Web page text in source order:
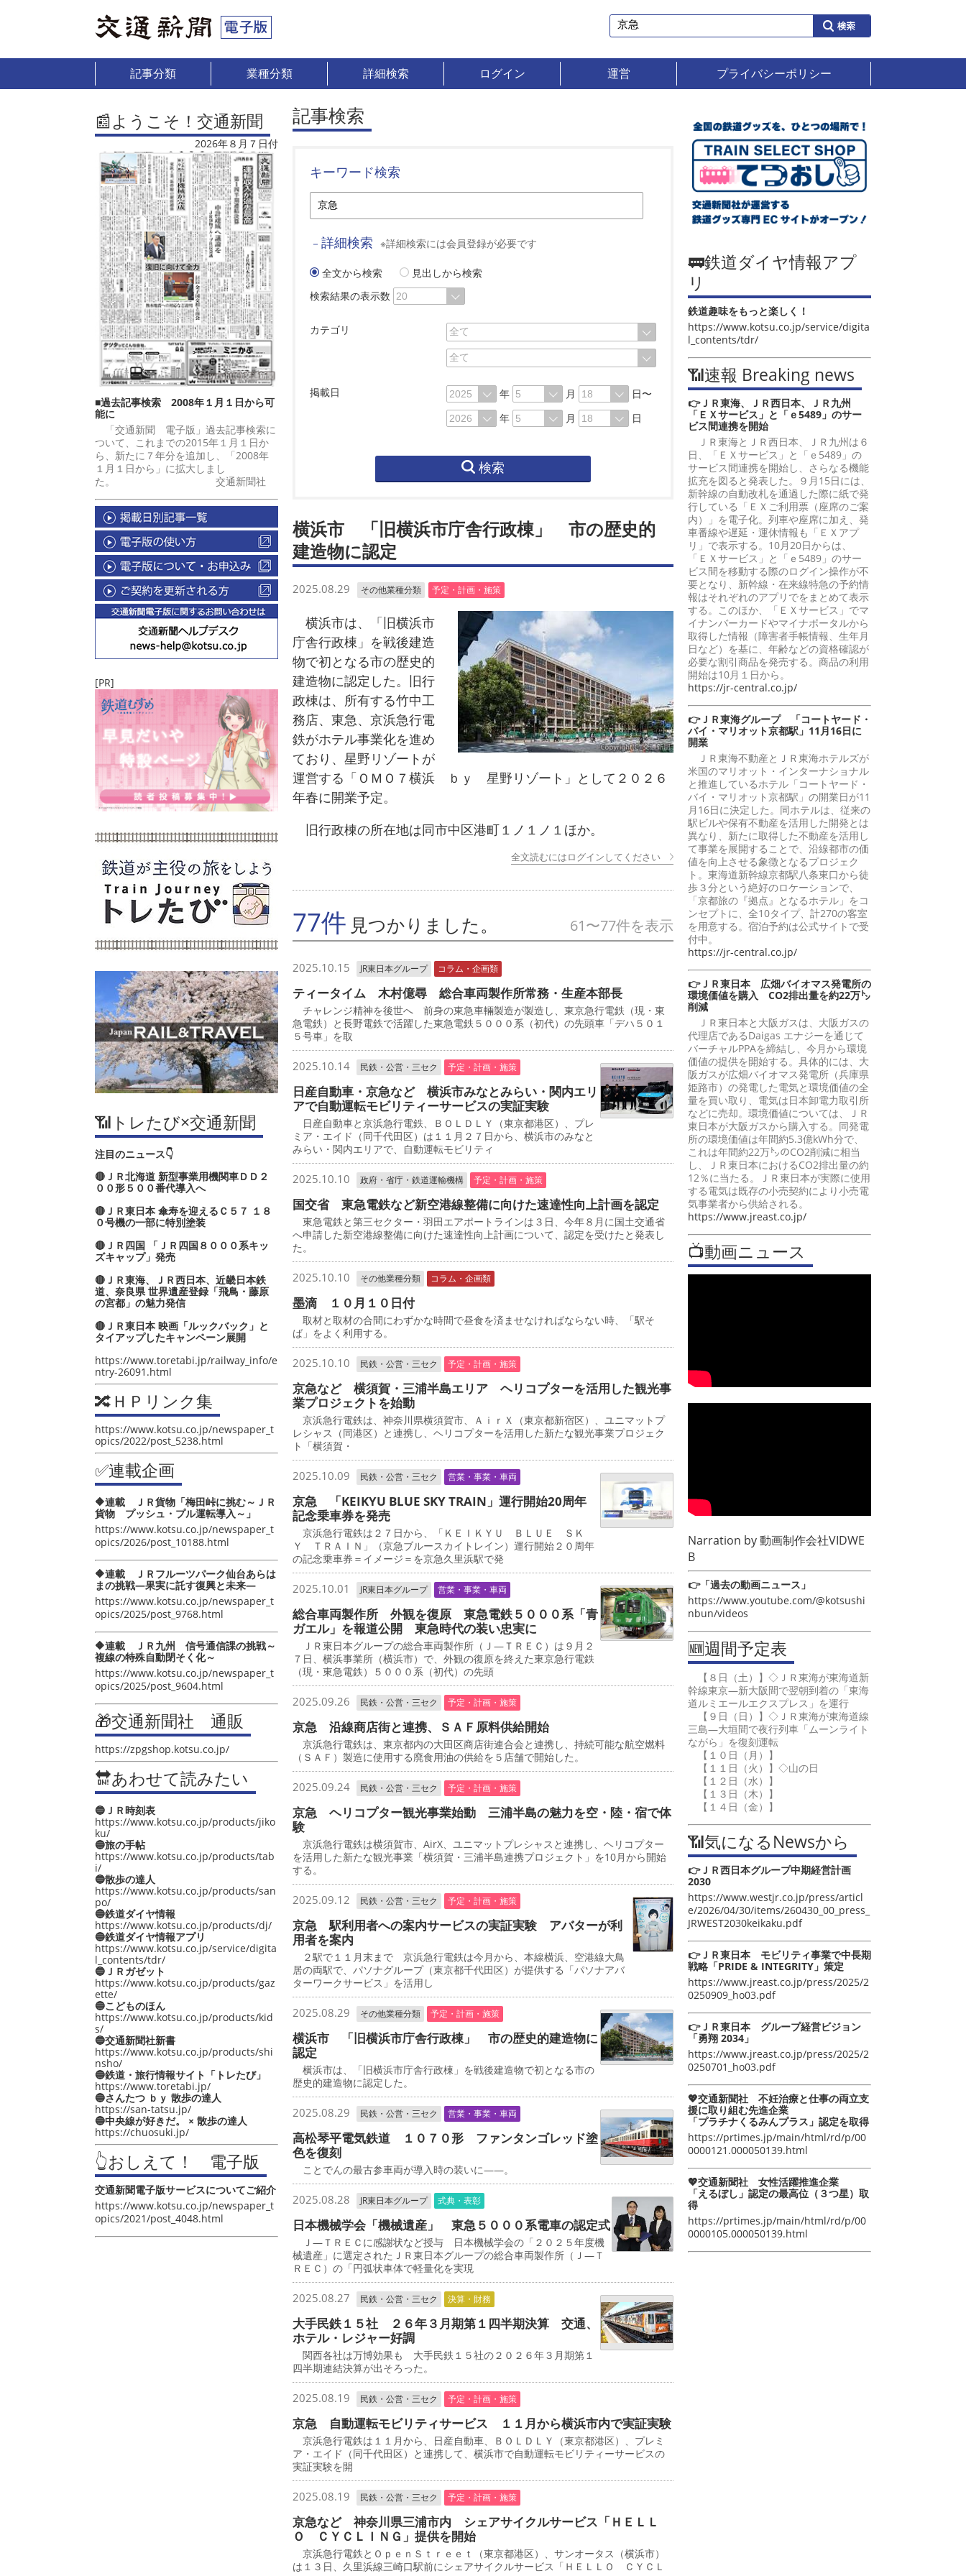
記事分類 業種分類 詳細検索 ログイン 運営 プライバシーポリシー
📰ようこそ！交通新聞
2026年８月７日付
■過去記事検索 2008年１月１日から可
能に
「交通新聞 電子版」過去記事検索に
ついて、これまでの2015年１月１日か
ら、新たに７年分を追加し、「2008年
１月１日から」に拡大しまし
た。 交通新聞社
[PR]
📶トレたび×交通新聞
注目のニュース👇
🔴ＪＲ北海道 新型事業用機関車ＤＤ２
００形５００番代導入へ
🔴ＪＲ東日本 傘寿を迎えるＣ５７ １８
０号機の一部に特別塗装
🔴ＪＲ四国 「ＪＲ四国８０００系キッ
ズキャップ」発売
🔴ＪＲ東海、ＪＲ西日本、近畿日本鉄
道、奈良県 世界遺産登録「飛鳥・藤原
の宮都」の魅力発信
🔴ＪＲ東日本 映画「ルックバック」と
タイアップしたキャンペーン展開
https://www.toretabi.jp/railway_info/e
ntry-26091.html
🔀ＨＰリンク集
https://www.kotsu.co.jp/newspaper_t
opics/2022/post_5238.html
✅連載企画
🔶連載 ＪＲ貨物「梅田峠に挑む～ＪＲ
貨物 プッシュ・プル運転導入～」
https://www.kotsu.co.jp/newspaper_t
opics/2026/post_10188.html
🔶連載 ＪＲフルーツパーク仙台あらは
まの挑戦―果実に託す復興と未来―
https://www.kotsu.co.jp/newspaper_t
opics/2025/post_9768.html
🔶連載 ＪＲ九州 信号通信課の挑戦～
複線の特殊自動閉そく化～
https://www.kotsu.co.jp/newspaper_t
opics/2025/post_9604.html
🎁交通新聞社 通販
https://zpgshop.kotsu.co.jp/
🔛あわせて読みたい
🔵ＪＲ時刻表
https://www.kotsu.co.jp/products/jiko
ku/
🔵旅の手帖
https://www.kotsu.co.jp/products/tab
i/
🔵散歩の達人
https://www.kotsu.co.jp/products/san
po/
🔵鉄道ダイヤ情報
https://www.kotsu.co.jp/products/dj/
🔵鉄道ダイヤ情報アプリ
https://www.kotsu.co.jp/service/digita
l_contents/tdr/
🔵ＪＲガゼット
https://www.kotsu.co.jp/products/gaz
ette/
🔵こどものほん
https://www.kotsu.co.jp/products/kid
s/
🔵交通新聞社新書
https://www.kotsu.co.jp/products/shi
nsho/
🔵鉄道・旅行情報サイト「トレたび」
https://www.toretabi.jp/
🔵さんたつ ｂｙ 散歩の達人
https://san-tatsu.jp/
🔵中央線が好きだ。 × 散歩の達人
https://chuosuki.jp/
👆おしえて！ 電子版
交通新聞電子版サービスについてご紹介
https://www.kotsu.co.jp/newspaper_t
opics/2021/post_4048.html
記事検索
キーワード検索
－ 詳細検索 ※詳細検索には会員登録が必要です
全文から検索
見出しから検索
検索結果の表示数
カテゴリ
掲載日 年 月
日〜
年
月 日
検索
横浜市 「旧横浜市庁舎行政棟」 市の歴史的
建造物に認定
2025.08.29 その他業種分類 予定・計画・施策
横浜市は、「旧横浜市
庁舎行政棟」を戦後建造
物で初となる市の歴史的
建造物に認定した。旧行
政棟は、所有する竹中工
務店、東急、京浜急行電
鉄がホテル事業化を進め
ており、星野リゾートが
運営する「ＯＭＯ７横浜 ｂｙ 星野リゾート」として２０２６
年春に開業予定。
旧行政棟の所在地は同市中区港町１ノ１ノ１ほか。
全文読むにはログインしてください
77件 見つかりました。 61〜77件を表示
2025.10.15 JR東日本グループ コラム・企画類
ティータイム 木村億尋 総合車両製作所常務・生産本部長
チャレンジ精神を後世へ 前身の東急車輛製造が製造し、東京急行電鉄（現・東
急電鉄）と長野電鉄で活躍した東急電鉄５０００系（初代）の先頭車「デハ５０１
５号車」を取
2025.10.14 民鉄・公営・三セク 予定・計画・施策
日産自動車・京急など 横浜市みなとみらい・関内エリ
アで自動運転モビリティーサービスの実証実験
日産自動車と京浜急行電鉄、ＢＯＬＤＬＹ（東京都港区）、プレ
ミア・エイド（同千代田区）は１１月２７日から、横浜市のみなと
みらい・関内エリアで、自動運転モビリティ
2025.10.10 政府・省庁・鉄道運輸機構 予定・計画・施策
国交省 東急電鉄など新空港線整備に向けた速達性向上計画を認定
東急電鉄と第三セクター・羽田エアポートラインは３日、今年８月に国土交通省
へ申請した新空港線整備に向けた速達性向上計画について、認定を受けたと発表し
た。
2025.10.10 その他業種分類 コラム・企画類
墨滴 １０月１０日付
取材と取材の合間にわずかな時間で昼食を済ませなければならない時、「駅そ
ば」をよく利用する。
2025.10.10 民鉄・公営・三セク 予定・計画・施策
京急など 横須賀・三浦半島エリア ヘリコプターを活用した観光事
業プロジェクトを始動
京浜急行電鉄は、神奈川県横須賀市、ＡｉｒＸ（東京都新宿区）、ユニマットプ
レシャス（同港区）と連携し、ヘリコプターを活用した新たな観光事業プロジェク
ト「横須賀・
2025.10.09 民鉄・公営・三セク 営業・事業・車両
京急 「KEIKYU BLUE SKY TRAIN」運行開始20周年
記念乗車券を発売
京浜急行電鉄は２７日から、「ＫＥＩＫＹＵ ＢＬＵＥ ＳＫ
Ｙ ＴＲＡＩＮ」（京急ブルースカイトレイン）運行開始２０周年
の記念乗車券＝イメージ＝を京急久里浜駅で発
2025.10.01 JR東日本グループ 営業・事業・車両
総合車両製作所 外観を復原 東急電鉄５０００系「青
ガエル」を報道公開 東急時代の装い忠実に
ＪＲ東日本グループの総合車両製作所（Ｊ―ＴＲＥＣ）は９月２
７日、横浜事業所（横浜市）で、外観の復原を終えた東京急行電鉄
（現・東急電鉄）５０００系（初代）の先頭
2025.09.26 民鉄・公営・三セク 予定・計画・施策
京急 沿線商店街と連携、ＳＡＦ原料供給開始
京浜急行電鉄は、東京都内の大田区商店街連合会と連携し、持続可能な航空燃料
（ＳＡＦ）製造に使用する廃食用油の供給を５店舗で開始した。
2025.09.24 民鉄・公営・三セク 予定・計画・施策
京急 ヘリコプター観光事業始動 三浦半島の魅力を空・陸・宿で体
験
京浜急行電鉄は横須賀市、AirX、ユニマットプレシャスと連携し、ヘリコプター
を活用した新たな観光事業「横須賀・三浦半島連携プロジェクト」を10月から開始
する。
2025.09.12 民鉄・公営・三セク 予定・計画・施策
京急 駅利用者への案内サービスの実証実験 アバターが利
用者を案内
２駅で１１月末まで 京浜急行電鉄は今月から、本線横浜、空港線大鳥
居の両駅で、パソナグループ（東京都千代田区）が提供する「パソナアバ
ターワークサービス」を活用し
2025.08.29 その他業種分類 予定・計画・施策
横浜市 「旧横浜市庁舎行政棟」 市の歴史的建造物に
認定
横浜市は、「旧横浜市庁舎行政棟」を戦後建造物で初となる市の
歴史的建造物に認定した。
2025.08.29 民鉄・公営・三セク 営業・事業・車両
高松琴平電気鉄道 １０７０形 ファンタンゴレッド塗
色を復刻
ことでんの最古参車両が導入時の装いに――。
2025.08.28 JR東日本グループ 式典・表彰
日本機械学会「機械遺産」 東急５０００系電車の認定式
Ｊ―ＴＲＥＣに感謝状など授与 日本機械学会の「２０２５年度機
械遺産」に選定されたＪＲ東日本グループの総合車両製作所（Ｊ―Ｔ
ＲＥＣ）の「円弧状車体で軽量化を実現
2025.08.27 民鉄・公営・三セク 決算・財務
大手民鉄１５社 ２６年３月期第１四半期決算 交通、
ホテル・レジャー好調
関西各社は万博効果も 大手民鉄１５社の２０２６年３月期第１
四半期連結決算が出そろった。
2025.08.19 民鉄・公営・三セク 予定・計画・施策
京急 自動運転モビリティサービス １１月から横浜市内で実証実験
京浜急行電鉄は１１月から、日産自動車、ＢＯＬＤＬＹ（東京都港区）、プレミ
ア・エイド（同千代田区）と連携して、横浜市で自動運転モビリティーサービスの
実証実験を開
2025.08.19 民鉄・公営・三セク 予定・計画・施策
京急など 神奈川県三浦市内 シェアサイクルサービス「ＨＥＬＬ
Ｏ ＣＹＣＬＩＮＧ」提供を開始
京浜急行電鉄とＯｐｅｎＳｔｒｅｅｔ（東京都港区）、サンオータス（横浜市）
は１３日、久里浜線三崎口駅前にシェアサイクルサービス「ＨＥＬＬＯ ＣＹＣＬ
🚃鉄道ダイヤ情報アプ
リ
鉄道趣味をもっと楽しく！
https://www.kotsu.co.jp/service/digita
l_contents/tdr/
📶速報 Breaking news
👉ＪＲ東海、ＪＲ西日本、ＪＲ九州
「ＥＸサービス」と「ｅ5489」のサー
ビス間連携を開始
ＪＲ東海とＪＲ西日本、ＪＲ九州は６
日、「ＥＸサービス」と「ｅ5489」の
サービス間連携を開始し、さらなる機能
拡充を図ると発表した。９月15日には、
新幹線の自動改札を通過した際に紙で発
行している「ＥＸご利用票（座席のご案
内）」を電子化。列車や座席に加え、発
車番線や遅延・運休情報も「ＥＸアプ
リ」で表示する。10月20日からは、
「ＥＸサービス」と「ｅ5489」のサー
ビス間を移動する際のログイン操作が不
要となり、新幹線・在来線特急の予約情
報はそれぞれのアプリでをまとめて表示
する。このほか、「ＥＸサービス」でマ
イナンバーカードやマイナポータルから
取得した情報（障害者手帳情報、生年月
日など）を基に、年齢などの資格確認が
必要な割引商品を発売する。商品の利用
開始は10月１日から。
https://jr-central.co.jp/
👉ＪＲ東海グループ 「コートヤード・
バイ・マリオット京都駅」11月16日に
開業
ＪＲ東海不動産とＪＲ東海ホテルズが
米国のマリオット・インターナショナル
と推進しているホテル「コートヤード・
バイ・マリオット京都駅」の開業日が11
月16日に決定した。同ホテルは、従来の
駅ビルや保有不動産を活用した開発とは
異なり、新たに取得した不動産を活用し
て事業を展開することで、沿線都市の価
値を向上させる象徴となるプロジェク
ト。東海道新幹線京都駅八条東口から徒
歩３分という絶好のロケーションで、
「京都旅の『拠点』となるホテル」をコ
ンセプトに、全10タイプ、計270の客室
を用意する。宿泊予約は公式サイトで受
付中。
https://jr-central.co.jp/
👉ＪＲ東日本 広畑バイオマス発電所の
環境価値を購入 CO2排出量を約22万㌧
削減
ＪＲ東日本と大阪ガスは、大阪ガスの
代理店であるDaigas エナジーを通じて
バーチャルPPAを締結し、今月から環境
価値の提供を開始する。具体的には、大
阪ガスが広畑バイオマス発電所（兵庫県
姫路市）の発電した電気と環境価値の全
量を買い取り、電気は日本卸電力取引所
などに売却。環境価値については、ＪＲ
東日本が大阪ガスから購入する。同発電
所の環境価値は年間約5.3億kWh分で、
これは年間約22万㌧のCO2削減に相当
し、ＪＲ東日本におけるCO2排出量の約
12％に当たる。ＪＲ東日本が実際に使用
する電気は既存の小売契約により小売電
気事業者から供給される。
https://www.jreast.co.jp/
📺動画ニュース
Narration by動画制作会社VIDWE
B
👉「過去の動画ニュース」
https://www.youtube.com/@kotsushi
nbun/videos
🆕週間予定表
【８日（土）】◇ＪＲ東海が東海道新
幹線東京―新大阪間で翌朝到着の「東海
道ルミエールエクスプレス」を運行
【９日（日）】◇ＪＲ東海が東海道線
三島―大垣間で夜行列車「ムーンライト
ながら」を復刻運転
【１０日（月）】
【１１日（火）】◇山の日
【１２日（水）】
【１３日（木）】
【１４日（金）】
📶気になるNewsから
👉ＪＲ西日本グループ中期経営計画
2030
https://www.westjr.co.jp/press/articl
e/2026/04/30/items/260430_00_press_
JRWEST2030keikaku.pdf
👉ＪＲ東日本 モビリティ事業で中長期
戦略「PRIDE & INTEGRITY」策定
https://www.jreast.co.jp/press/2025/2
0250909_ho03.pdf
👉ＪＲ東日本 グループ経営ビジョン
「勇翔 2034」
https://www.jreast.co.jp/press/2025/2
0250701_ho03.pdf
💖交通新聞社 不妊治療と仕事の両立支
援に取り組む先進企業
「プラチナくるみんプラス」認定を取得
https://prtimes.jp/main/html/rd/p/00
0000121.000050139.html
💖交通新聞社 女性活躍推進企業
「えるぼし」認定の最高位（３つ星）取
得
https://prtimes.jp/main/html/rd/p/00
0000105.000050139.html